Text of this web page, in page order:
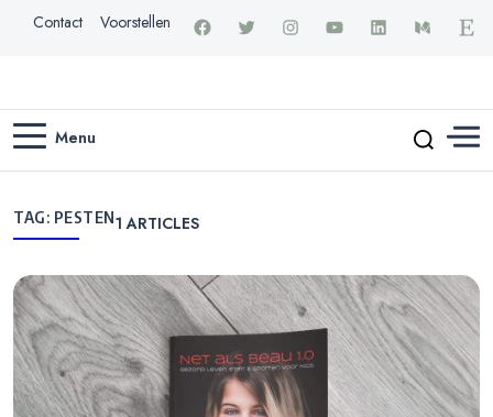
Contact Voorstellen
Menu
TAG: PESTEN1 ARTICLES